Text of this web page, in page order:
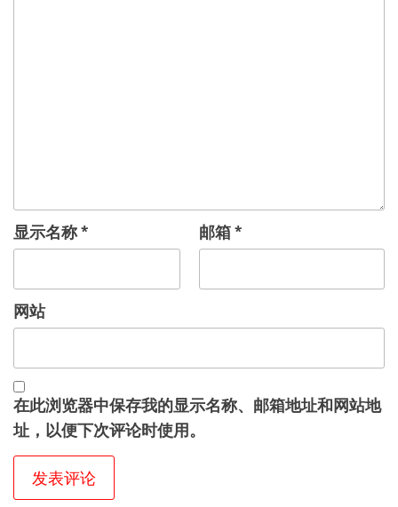
显示名称* 邮箱*
网站
在此浏览器中保存我的显示名称、邮箱地址和网站地
址，以便下次评论时使用。